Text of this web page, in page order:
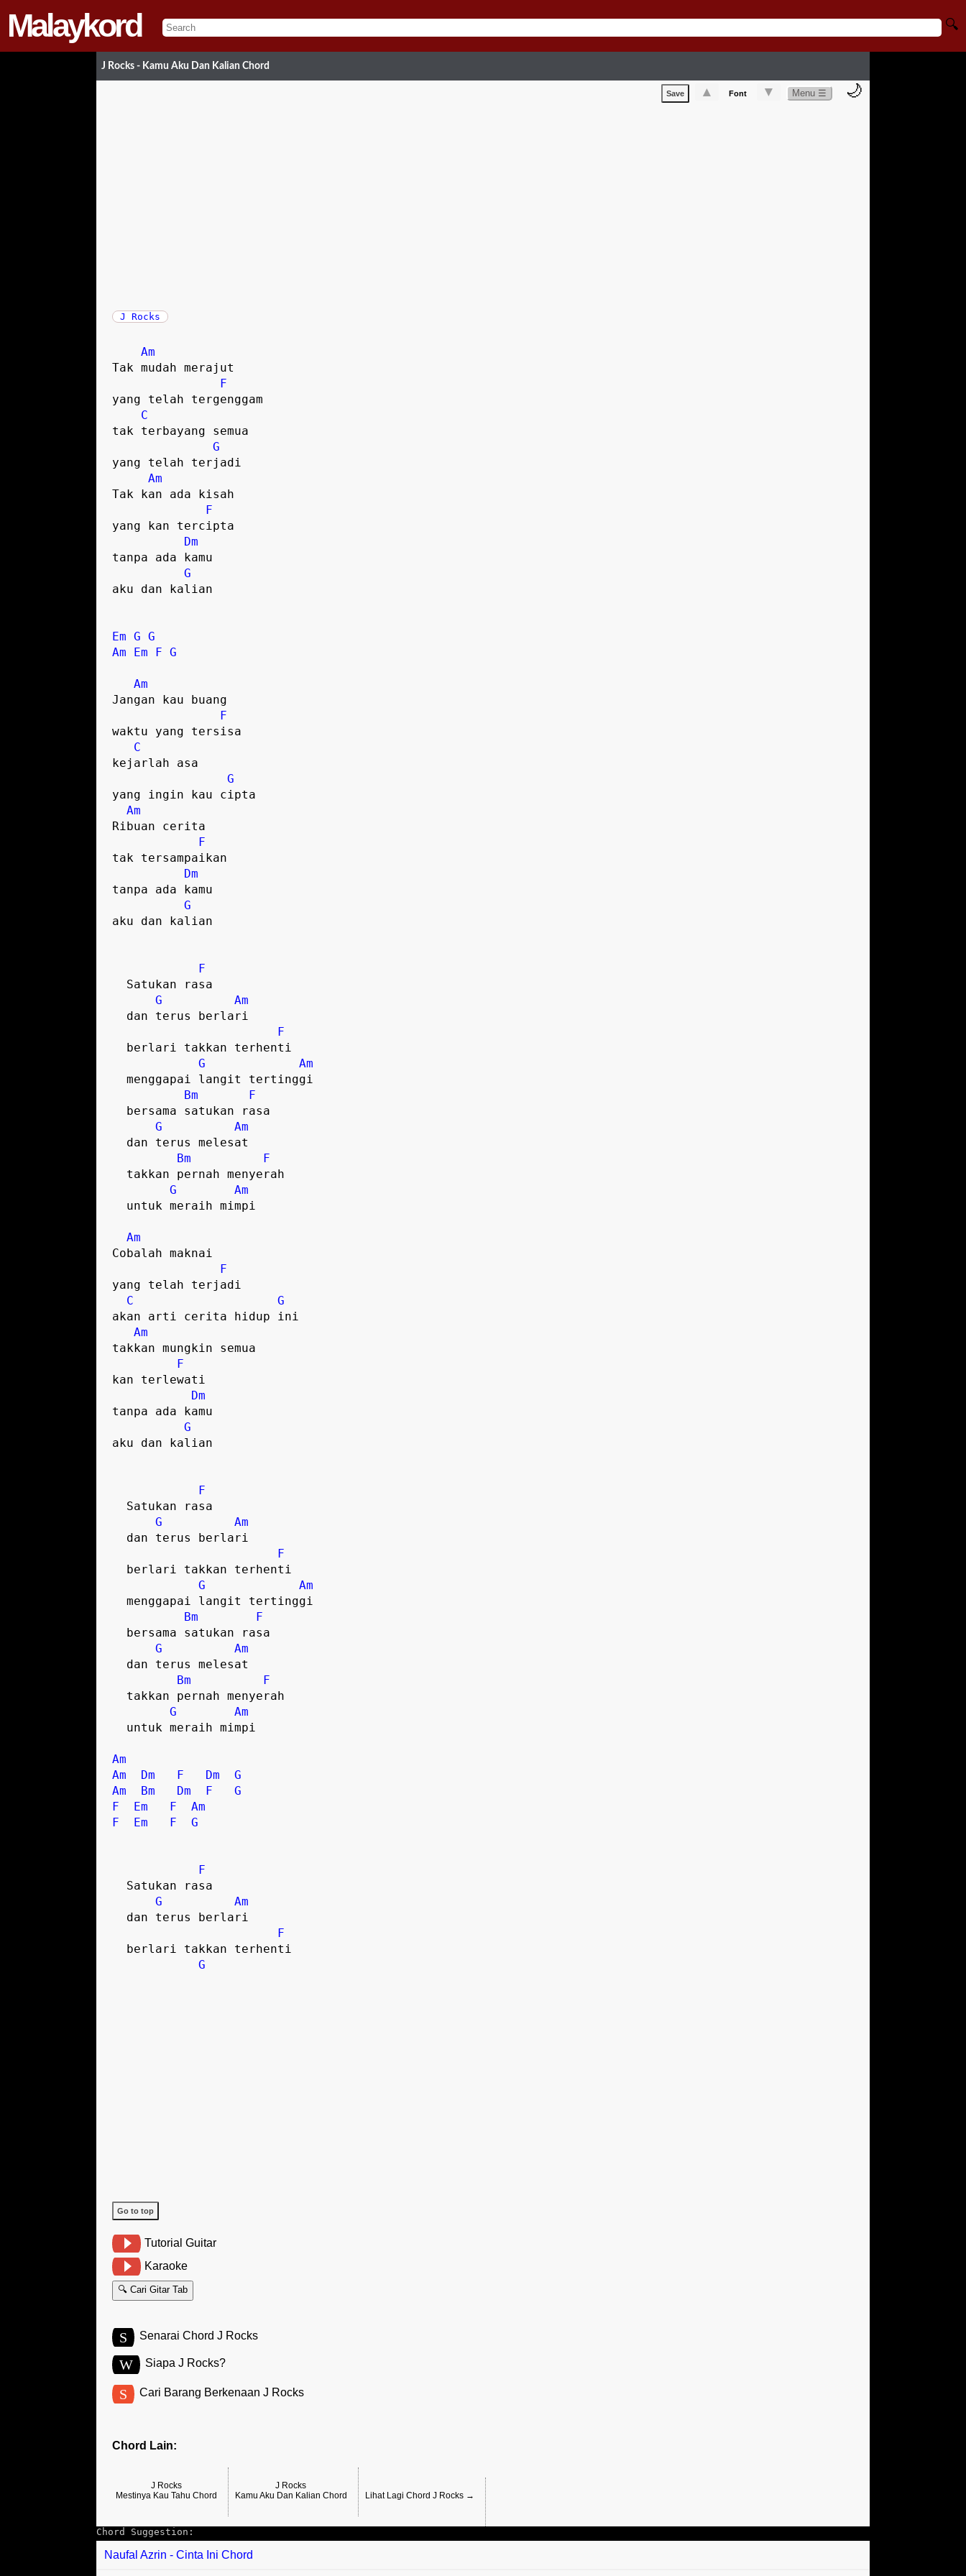
Malaykord 🔍
J Rocks - Kamu Aku Dan Kalian Chord
Save ▲ Font ▼ Menu ☰ 🌙
J Rocks
Am
Tak mudah merajut
F
yang telah tergenggam
C
tak terbayang semua
G
yang telah terjadi
Am
Tak kan ada kisah
F
yang kan tercipta
Dm
tanpa ada kamu
G
aku dan kalian
Em G G
Am
Em F G
Am
Jangan kau buang
F
waktu yang tersisa
C
kejarlah asa
G
yang ingin kau cipta
Am
Ribuan cerita
F
tak tersampaikan
Dm
tanpa ada kamu
G
aku dan kalian
F
G
Am
F
G
Am
Bm
F
G
Am
Bm
F
G
Am
Am
Cobalah maknai
F
yang telah terjadi
C
G
akan arti cerita hidup ini
Am
takkan mungkin semua
F
kan terlewati
Dm
tanpa ada kamu
G
aku dan kalian
F
G
Am
F
G
Am
Bm
F
G
Am
Bm
F
G
Am
Am
Am
Dm F Dm
G
Am
Bm Dm F
G
F
Em F
Am
F
Em F G
F
G
Am
F
G
Go to top
Tutorial Guitar
Karaoke
🔍 Cari Gitar Tab
S Senarai Chord J Rocks
W Siapa J Rocks?
S Cari Barang Berkenaan J Rocks
Chord Lain:
J Rocks
Mestinya Kau Tahu Chord
J Rocks
Kamu Aku Dan Kalian Chord
Lihat Lagi Chord J Rocks →
Chord Suggestion:
Naufal Azrin - Cinta Ini Chord